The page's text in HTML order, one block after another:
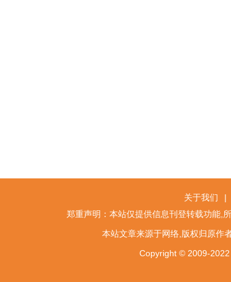
关于我们 |
郑重声明：本站仅提供信息刊登转载功能,
本站文章来源于网络,版权归原作
Copyright © 2009-2022